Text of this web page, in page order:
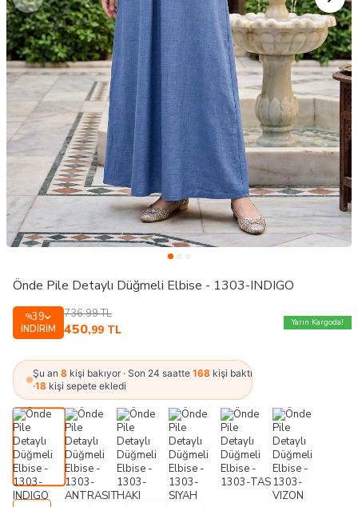
Önde Pile Detaylı Düğmeli Elbise - 1303-INDIGO
%39
İNDIRIM
736,99TL
450,99 TL
Yarın Kargoda!
Şu an 8 kişi bakıyor · Son 24 saatte 168 kişi baktı
·18 kişi sepete ekledi